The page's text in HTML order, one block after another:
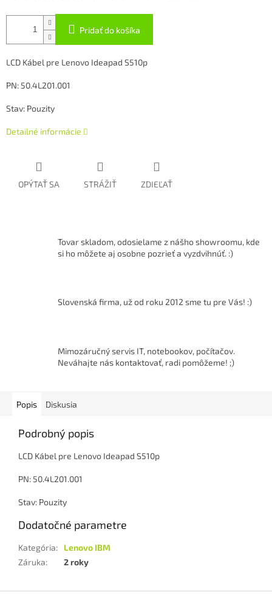
Pridať do košíka
LCD Kábel pre Lenovo Ideapad S510p
PN: 50.4L201.001
Stav: Pouzity
Detailné informácie
OPÝTAŤ SA STRÁŽIŤ ZDIEĽAŤ
Tovar skladom, odosielame z nášho showroomu, kde
si ho môžete aj osobne pozrieť a vyzdvihnúť. :)
Slovenská firma, už od roku 2012 sme tu pre Vás! :)
Mimozáručný servis IT, notebookov, počítačov.
Neváhajte nás kontaktovať, radi pomôžeme! ;)
Popis Diskusia
Podrobný popis
LCD Kábel pre Lenovo Ideapad S510p
PN: 50.4L201.001
Stav: Pouzity
Dodatočné parametre
Kategória:
Lenovo IBM
Záruka: 2 roky